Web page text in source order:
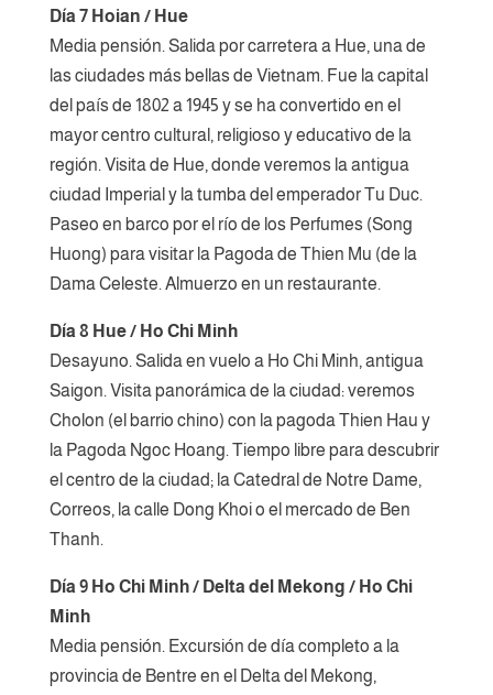
Día 7 Hoian / Hue
Media pensión. Salida por carretera a Hue, una de
las ciudades más bellas de Vietnam. Fue la capital
del país de 1802 a 1945 y se ha convertido en el
mayor centro cultural, religioso y educativo de la
región. Visita de Hue, donde veremos la antigua
ciudad Imperial y la tumba del emperador Tu Duc.
Paseo en barco por el río de los Perfumes (Song
Huong) para visitar la Pagoda de Thien Mu (de la
Dama Celeste. Almuerzo en un restaurante.
Día 8 Hue / Ho Chi Minh
Desayuno. Salida en vuelo a Ho Chi Minh, antigua
Saigon. Visita panorámica de la ciudad: veremos
Cholon (el barrio chino) con la pagoda Thien Hau y
la Pagoda Ngoc Hoang. Tiempo libre para descubrir
el centro de la ciudad; la Catedral de Notre Dame,
Correos, la calle Dong Khoi o el mercado de Ben
Thanh.
Día 9 Ho Chi Minh / Delta del Mekong / Ho Chi
Minh
Media pensión. Excursión de día completo a la
provincia de Bentre en el Delta del Mekong,